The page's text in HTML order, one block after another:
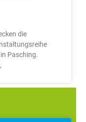
die
Pasching.